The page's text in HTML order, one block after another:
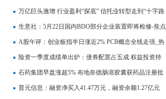
万亿巨头激增 行业盈利“探底” 信托业转型走到“十字路
口”|当前热门
生意社：5月22日国内BDO部分企业装置即将检修-焦点
快播
A股午评：创业板指半日涨近2% PCB概念全线走强_热
门
险资一季度成绩单出炉：债券配置占五成 权益投资持
续增长 最新
石药集团早盘涨超5% 布地奈德肠溶胶囊获药品注册批
件
普元信息：融资净买入41.47万元，融资余额1.27亿元